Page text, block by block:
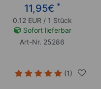
11,95€ *
0.12 EUR / 1 Stück
Sofort lieferbar
Art-Nr. 25286
(1)